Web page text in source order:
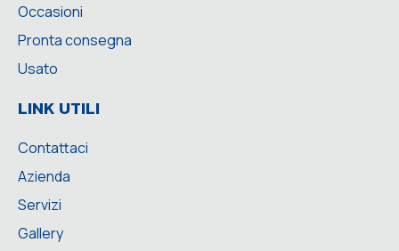
Occasioni
Pronta consegna
Usato
LINK UTILI
Contattaci
Azienda
Servizi
Gallery